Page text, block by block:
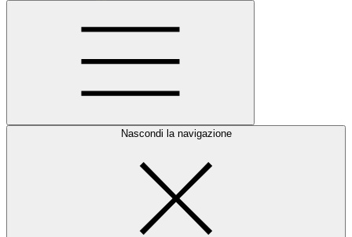
Nascondi la navigazione